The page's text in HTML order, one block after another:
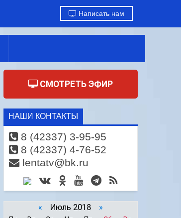
Написать нам
СМОТРЕТЬ ЭФИР
НАШИ КОНТАКТЫ
8 (42337) 3-95-95
8 (42337) 4-76-52
lentatv@bk.ru
« Июль 2018 »